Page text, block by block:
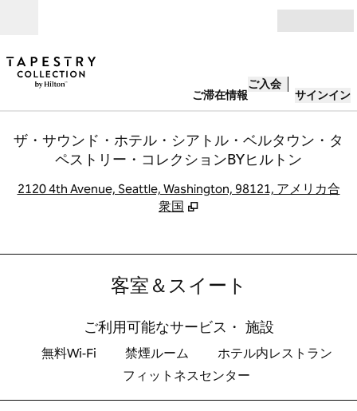
ご滞在情報
ご入会
サインイン
ザ・サウンド・ホテル・シアトル・ベルタウン・タ
ペストリー・コレクションBYヒルトン
2120 4th Avenue, Seattle, Washington, 98121, アメリカ合
衆国
客室＆スイート
ご利用可能なサービス・ 施設
無料Wi-Fi 禁煙ルーム
ホテル内レストラン
フィットネスセンター